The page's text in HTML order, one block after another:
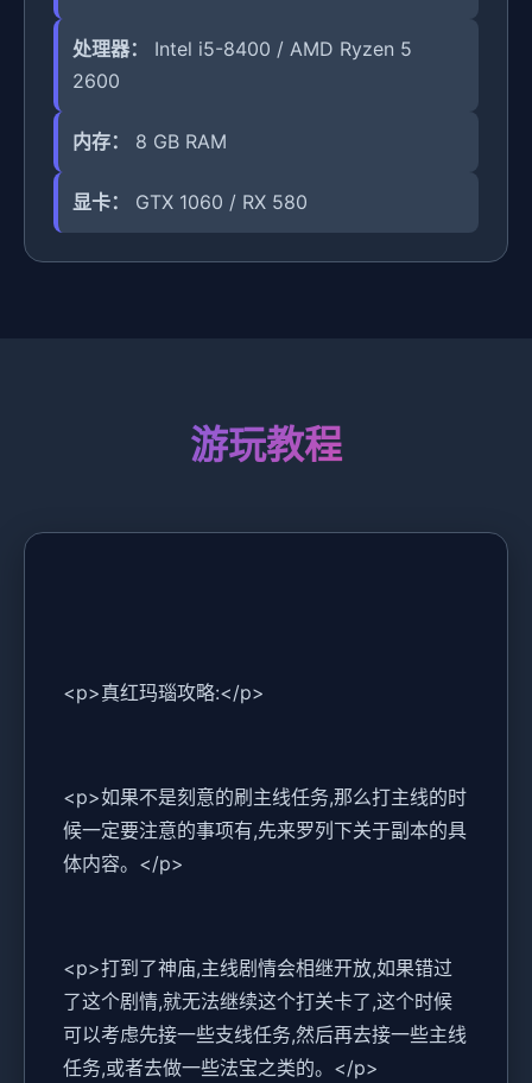
处理器：
Intel i5-8400 / AMD Ryzen 5
2600
内存： 8 GB RAM
显卡： GTX 1060 / RX 580
游玩教程
<p>真红玛瑙攻略:</p>
<p>如果不是刻意的刷主线任务,那么打主线的时
候一定要注意的事项有,先来罗列下关于副本的具
体内容。</p>
<p>打到了神庙,主线剧情会相继开放,如果错过
了这个剧情,就无法继续这个打关卡了,这个时候
可以考虑先接一些支线任务,然后再去接一些主线
任务,或者去做一些法宝之类的。</p>